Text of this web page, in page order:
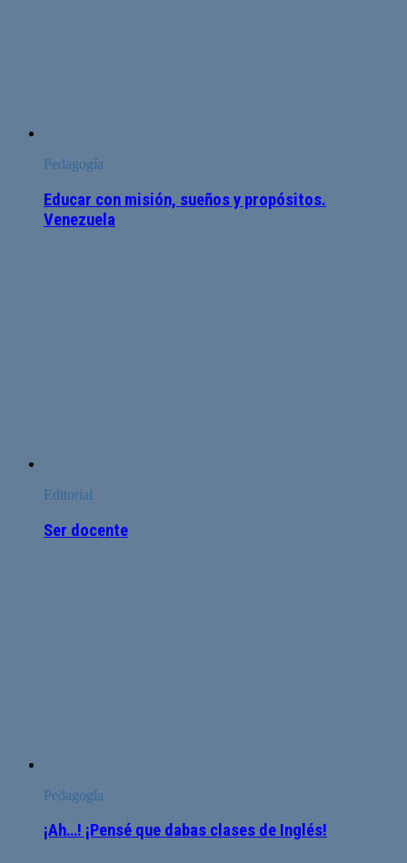
Pedagogía
Educar con misión, sueños y propósitos.
Venezuela
Editorial
Ser docente
Pedagogía
¡Ah…! ¡Pensé que dabas clases de Inglés!